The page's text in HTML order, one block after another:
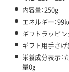
内容量：250g
エネルギー：
ギフトラッピン
ギフト用手さげ
栄養成分表示：
量0g